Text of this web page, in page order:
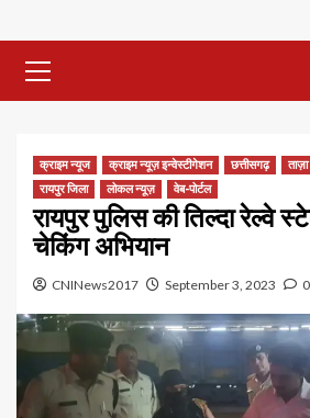
Menu
क्राइम न्यूज क्राइम न्यूज़ इन्वेस्टीगेशन छत्तीसगढ़
रायपुर जिला
लोकल न्यूज़ वेब-पोर्टल
रायपुर पुलिस की तिल्दा रेल्वे
चेकिंग अभियान
CNINews2017 September 3, 2023 0